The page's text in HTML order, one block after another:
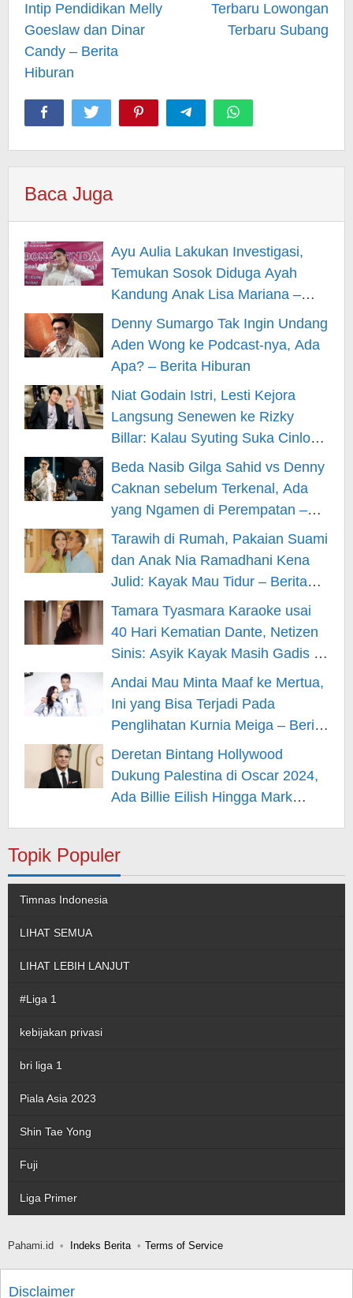
Intip Pendidikan Melly
Goeslaw dan Dinar
Candy – Berita
Hiburan
Terbaru Lowongan
Terbaru Subang
Baca Juga
Ayu Aulia Lakukan Investigasi,
Temukan Sosok Diduga Ayah
Kandung Anak Lisa Mariana –
Berita Hiburan
Denny Sumargo Tak Ingin Undang
Aden Wong ke Podcast-nya, Ada
Apa? – Berita Hiburan
Niat Godain Istri, Lesti Kejora
Langsung Senewen ke Rizky
Billar: Kalau Syuting Suka Cinlok?
– Berita Hiburan
Beda Nasib Gilga Sahid vs Denny
Caknan sebelum Terkenal, Ada
yang Ngamen di Perempatan –
Berita Hiburan
Tarawih di Rumah, Pakaian Suami
dan Anak Nia Ramadhani Kena
Julid: Kayak Mau Tidur – Berita
Hiburan
Tamara Tyasmara Karaoke usai
40 Hari Kematian Dante, Netizen
Sinis: Asyik Kayak Masih Gadis –
Berita Hiburan
Andai Mau Minta Maaf ke Mertua,
Ini yang Bisa Terjadi Pada
Penglihatan Kurnia Meiga – Berita
Hiburan
Deretan Bintang Hollywood
Dukung Palestina di Oscar 2024,
Ada Billie Eilish Hingga Mark
Topik Populer
Timnas Indonesia
LIHAT SEMUA
LIHAT LEBIH LANJUT
#Liga 1
kebijakan privasi
bri liga 1
Piala Asia 2023
Shin Tae Yong
Fuji
Liga Primer
Pahami.id Indeks Berita Terms of Service
Disclaimer